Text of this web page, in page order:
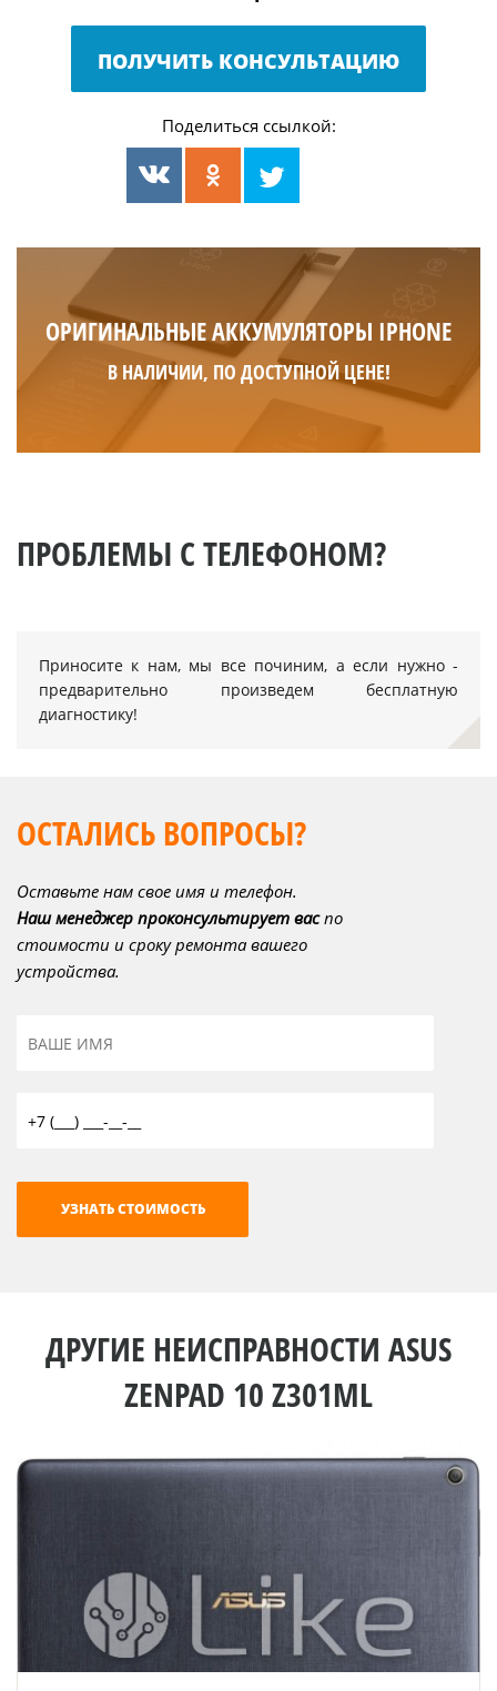
ПОЛУЧИТЬ КОНСУЛЬТАЦИЮ
Поделиться ссылкой:
ОРИГИНАЛЬНЫЕ АККУМУЛЯТОРЫ IPHONE
В НАЛИЧИИ, ПО ДОСТУПНОЙ ЦЕНЕ!
ПРОБЛЕМЫ С ТЕЛЕФОНОМ?
Приносите к нам, мы все починим, а если нужно -
предварительно произведем бесплатную
диагностику!
ОСТАЛИСЬ ВОПРОСЫ?
Оставьте нам свое имя и телефон.
Наш менеджер проконсультирует васпо
стоимости и сроку ремонта вашего
устройства.
ДРУГИЕ НЕИСПРАВНОСТИ ASUS
ZENPAD 10 Z301ML